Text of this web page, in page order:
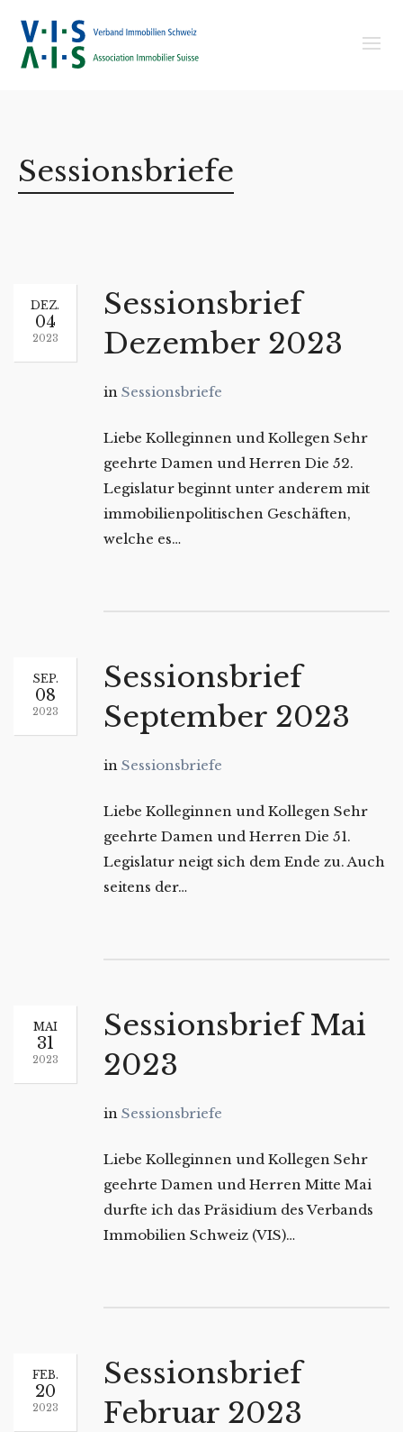
Sessionsbriefe
DEZ.
04
2023
Sessionsbrief
Dezember 2023
in Sessionsbriefe
Liebe Kolleginnen und Kollegen Sehr
geehrte Damen und Herren Die 52.
Legislatur beginnt unter anderem mit
immobilienpolitischen Geschäften,
welche es…
SEP.
08
2023
Sessionsbrief
September 2023
in Sessionsbriefe
Liebe Kolleginnen und Kollegen Sehr
geehrte Damen und Herren Die 51.
Legislatur neigt sich dem Ende zu. Auch
seitens der…
MAI
31
2023
Sessionsbrief Mai
2023
in Sessionsbriefe
Liebe Kolleginnen und Kollegen Sehr
geehrte Damen und Herren Mitte Mai
durfte ich das Präsidium des Verbands
Immobilien Schweiz (VIS)…
FEB.
20
2023
Sessionsbrief
Februar 2023